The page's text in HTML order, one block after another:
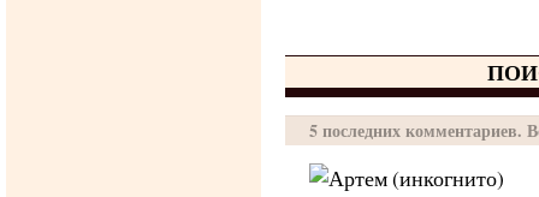
5 последних комментариев.